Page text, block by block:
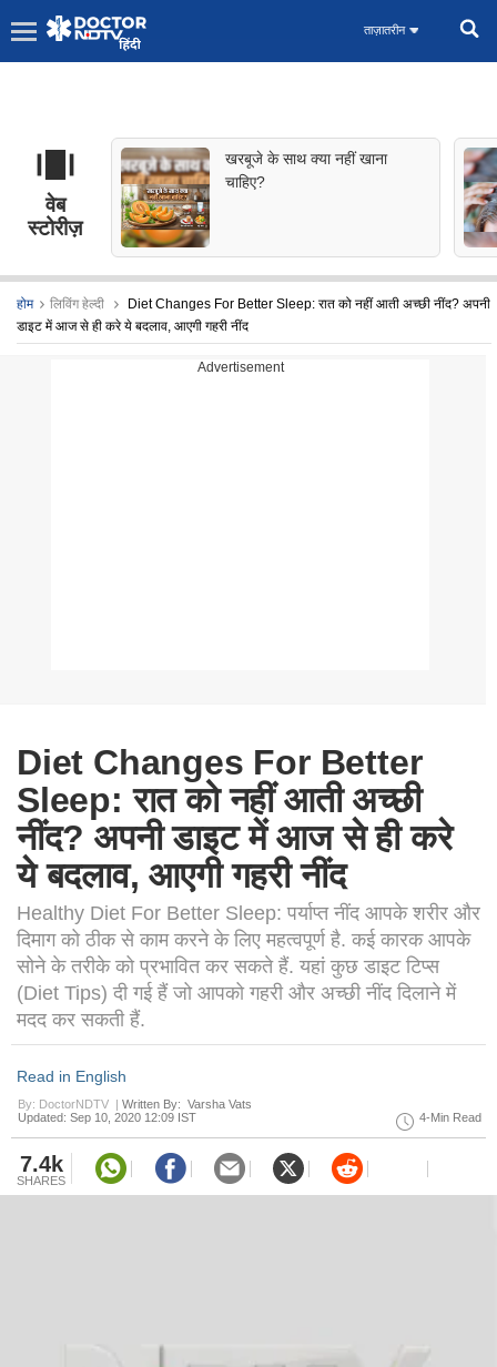
ताज़ातरीन
वेब
स्टोरीज़
खरबूजे के साथ क्या नहीं खाना
चाहिए?
होम लिविंग हेल्दी
Diet Changes For Better Sleep: रात को नहीं आती अच्छी नींद? अपनी
डाइट में आज से ही करे ये बदलाव, आएगी गहरी नींद
Advertisement
Diet Changes For Better
Sleep: रात को नहीं आती अच्छी
नींद? अपनी डाइट में आज से ही करे
ये बदलाव, आएगी गहरी नींद
Healthy Diet For Better Sleep: पर्याप्त नींद आपके शरीर और
दिमाग को ठीक से काम करने के लिए महत्वपूर्ण है. कई कारक आपके
सोने के तरीके को प्रभावित कर सकते हैं. यहां कुछ डाइट टिप्स
(Diet Tips) दी गई हैं जो आपको गहरी और अच्छी नींद दिलाने में
मदद कर सकती हैं.
Read in English
By: DoctorNDTV | Written By: Varsha Vats
Updated: Sep 10, 2020 12:09 IST
4-Min Read
7.4k
SHARES